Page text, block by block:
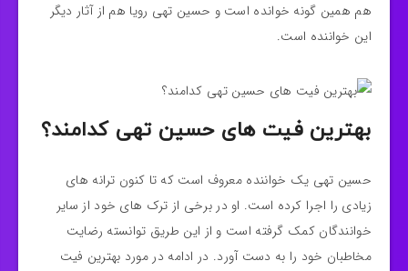
هم همین گونه خوانده است و حسین تهی رویا هم از آثار دیگر
این خواننده است.
بهترین فیت های حسین تهی کدامند؟
حسین تهی یک خواننده معروف است که تا کنون ترانه های
زیادی را اجرا کرده است. او در برخی از ترک های خود از سایر
خوانندگان کمک گرفته است و از این طریق توانسته رضایت
مخاطبان خود را به دست آورد. در ادامه در مورد بهترین فیت